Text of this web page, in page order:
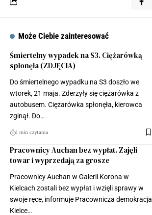
Może Ciebie zainteresować
Śmiertelny wypadek na S3. Ciężarówką
spłonęła (ZDJĘCIA)
Do śmiertelnego wypadku na S3 doszło we
wtorek, 21 maja. Zderzyły się ciężarówka z
autobusem. Ciężarówka spłonęła, kierowca
zginął. Do…
1 min czytania
Pracownicy Auchan bez wypłat. Zajęli
towar i wyprzedają za grosze
Pracownicy Auchan w Galerii Korona w
Kielcach zostali bez wypłat i wzięli sprawy w
swoje ręce, informuje Pracownicza demokracja
Kielce…